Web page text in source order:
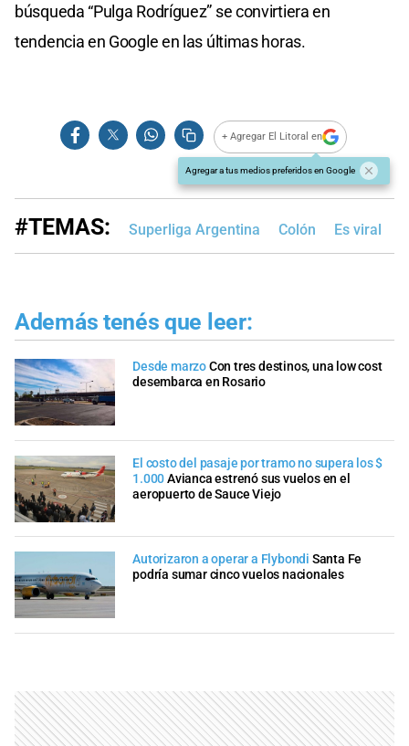
búsqueda “Pulga Rodríguez” se convirtiera en
tendencia en Google en las últimas horas.
+ Agregar El Litoral en
Agregar a tus medios preferidos en Google
#TEMAS: Superliga Argentina Colón Es viral
Además tenés que leer:
Desde marzoCon tres destinos, una low cost
desembarca en Rosario
El costo del pasaje por tramo no supera los $
1.000Avianca estrenó sus vuelos en el
aeropuerto de Sauce Viejo
Autorizaron a operar a Flybondi Santa Fe
podría sumar cinco vuelos nacionales